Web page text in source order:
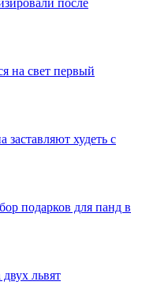
на свет первый
заставляют худеть с
подарков для панд в
львят